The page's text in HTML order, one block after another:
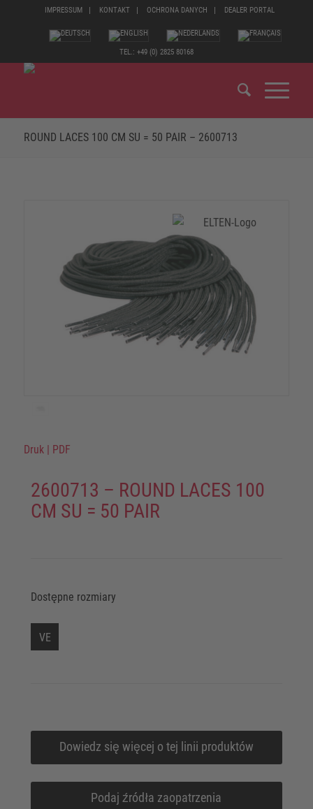
IMPRESSUM KONTAKT OCHRONA DANYCH DEALER PORTAL
TEL.: +49 (0) 2825 80168
ROUND LACES 100 CM SU = 50 PAIR – 2600713
Druk PDF
2600713 – ROUND LACES 100
CM SU = 50 PAIR
Dostępne rozmiary
VE
Dowiedz się więcej o tej linii produktów
Podaj źródła zaopatrzenia